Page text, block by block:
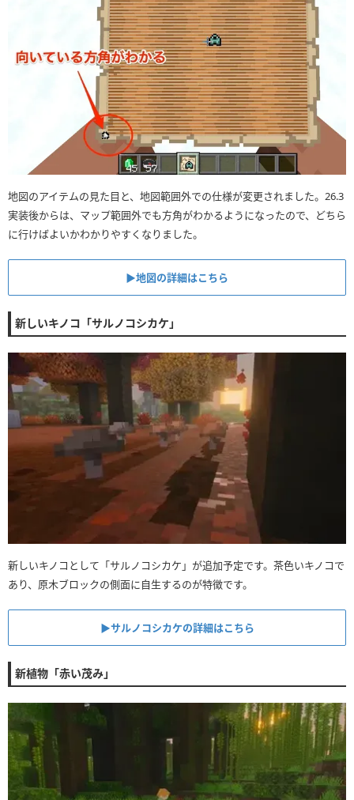
地図のアイテムの見た目と、地図範囲外での仕様が変更されました。26.3
実装後からは、マップ範囲外でも方角がわかるようになったので、どちら
に行けばよいかわかりやすくなりました。
▶︎地図の詳細はこちら
新しいキノコ「サルノコシカケ」
新しいキノコとして「サルノコシカケ」が追加予定です。茶色いキノコで
あり、原木ブロックの側面に自生するのが特徴です。
▶︎サルノコシカケの詳細はこちら
新植物「赤い茂み」